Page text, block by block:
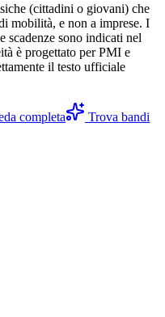
(cittadini o giovani) che
mobilità, e non a imprese. I
scadenze sono indicati nel
è progettato per PMI e
il testo ufficiale
completa
Trova bandi